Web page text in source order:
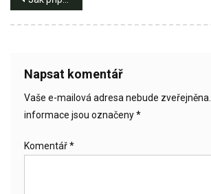
Napsat komentář
Vaše e-mailová adresa nebude zveřejněna.
informace jsou označeny*
Komentář*